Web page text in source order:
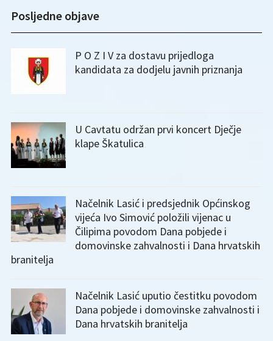
Posljedne objave
P O Z I V za dostavu prijedloga
kandidata za dodjelu javnih priznanja
U Cavtatu održan prvi koncert Dječje
klape Škatulica
Načelnik Lasić i predsjednik Općinskog
vijeća Ivo Simović položili vijenac u
Čilipima povodom Dana pobjede i
domovinske zahvalnosti i Dana hrvatskih
branitelja
Načelnik Lasić uputio čestitku povodom
Dana pobjede i domovinske zahvalnosti i
Dana hrvatskih branitelja